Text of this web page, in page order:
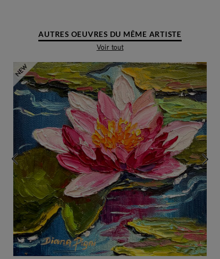
AUTRES OEUVRES DU MÊME ARTISTE
Voir tout